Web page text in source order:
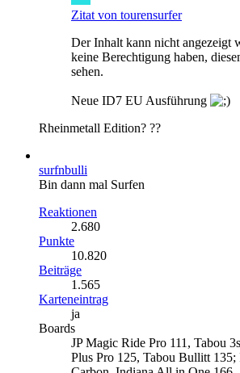
Zitat von tourensurfer
Der Inhalt kann nicht angezeigt
keine Berechtigung haben,
sehen.
Neue ID7 EU Ausführung
Rheinmetall Edition? ??
surfnbulli
Bin dann mal Surfen
Reaktionen
2.680
Punkte
10.820
Beiträge
1.565
Karteneintrag
ja
Boards
JP Magic Ride Pro 111, Tabou
Plus Pro 125, Tabou Bullitt